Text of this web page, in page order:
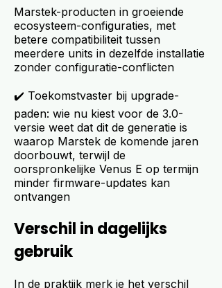
Marstek-producten in groeiende
ecosysteem-configuraties, met
betere compatibiliteit tussen
meerdere units in dezelfde installatie
zonder configuratie-conflicten
✔️ Toekomstvaster bij upgrade-
paden: wie nu kiest voor de 3.0-
versie weet dat dit de generatie is
waarop Marstek de komende jaren
doorbouwt, terwijl de
oorspronkelijke Venus E op termijn
minder firmware-updates kan
ontvangen
Verschil in dagelijks
gebruik
In de praktijk merk je het verschil